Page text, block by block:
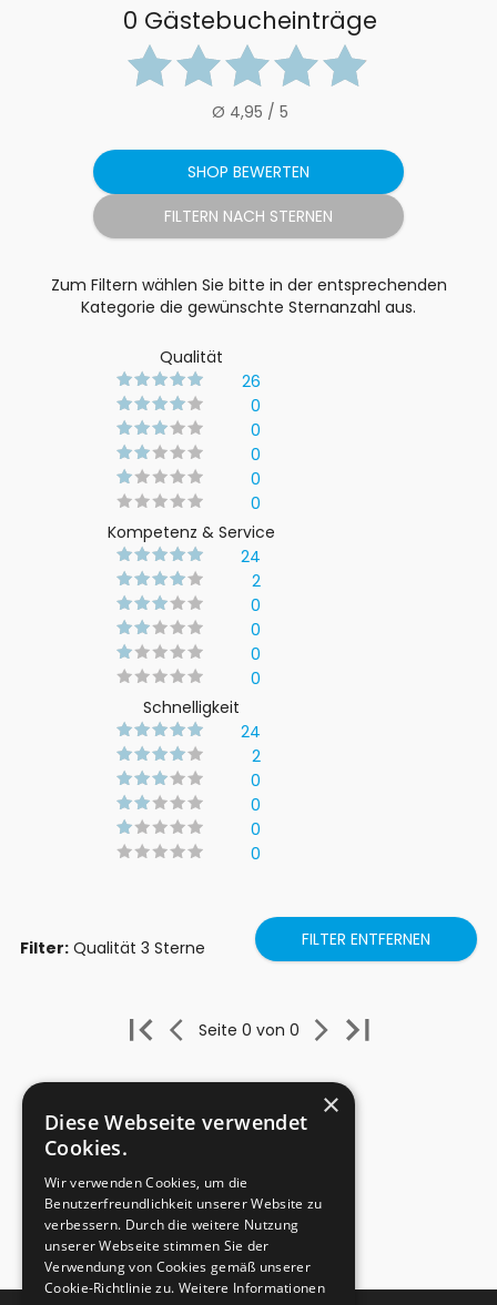
0 Gästebucheinträge
Ø 4,95 / 5
SHOP BEWERTEN
Zum Filtern wählen Sie bitte in der entsprechenden
Kategorie die gewünschte Sternanzahl aus.
Qualität
26
0
0
0
0
0
Kompetenz & Service
24
2
0
0
0
0
Schnelligkeit
24
2
0
0
0
0
Filter: Qualität 3 Sterne FILTER ENTFERNEN
Seite 0 von 0
×
Diese Webseite verwendet
Cookies.
Wir verwenden Cookies, um die
Benutzerfreundlichkeit unserer Website zu
verbessern. Durch die weitere Nutzung
unserer Webseite stimmen Sie der
Verwendung von Cookies gemäß unserer
Cookie-Richtlinie zu. Weitere Informationen